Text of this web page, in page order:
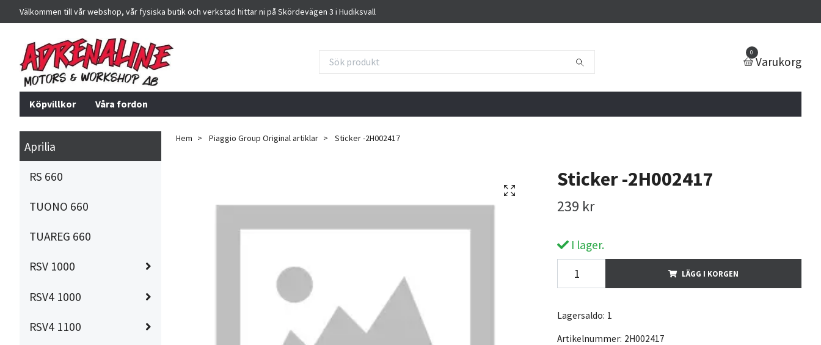
Välkommen till vår webshop, vår fysiska butik och verkstad hittar ni på Skördevägen 3 i Hudiksvall
0
Varukorg
Köpvillkor Våra fordon
Aprilia
RS 660
TUONO 660
TUAREG 660
RSV 1000
RSV4 1000
RSV4 1100
Hem Piaggio Group Original artiklar Sticker -2H002417
Sticker -2H002417
239 kr
I lager.
LÄGG I KORGEN
Lagersaldo: 1
Artikelnummer: 2H002417